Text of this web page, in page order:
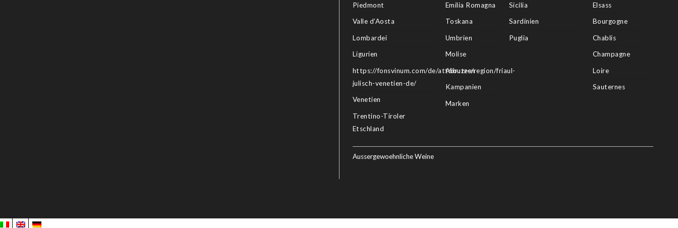
Piedmont
Valle d’Aosta
Lombardei
Ligurien
https://fonsvinum.com/de/attributes/region/friaul-
julisch-venetien-de/
Venetien
Trentino-Tiroler
Etschland
Emilia Romagna
Toskana
Umbrien
Molise
Abruzzen
Kampanien
Marken
Sicilia
Sardinien
Puglia
Elsass
Bourgogne
Chablis
Champagne
Loire
Sauternes
Aussergewoehnliche Weine